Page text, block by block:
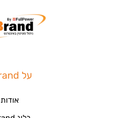
על eBrand
אודות